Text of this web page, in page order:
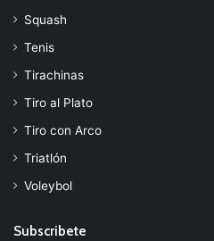
Squash
Tenis
Tirachinas
Tiro al Plato
Tiro con Arco
Triatlón
Voleybol
Subscribete